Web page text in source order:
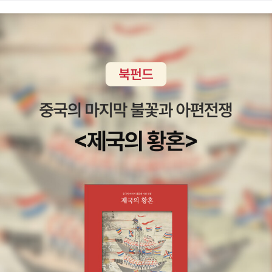
계를 짓밟으면서 어지럽도록 많은 정체성들을 바꿔 버렸다. 제2차 세
계대전 당시 부다페스트에선 쫓기는 10대 유대인 소년이었고, 아마
존에서는 영화감독이었으며, 뉴욕에서는 완전히 미국적인 도시 외곽
의 가장이자 험준한 알프스산맥을 오르는 산악인이면서 암벽등반가
였다. 공산주의 몰락 후 헝가리로 돌아가서는 마자르인 애국자가 되
었고, 태국으로 가서 성별 재지정 수술을 받은 이후에는 동유럽의 트
랜스젠더 여성이 되었다. 이슈트반 프리드먼은 이슈트반 팔루디가 되
었다가 스티브 팔루디가 되었고, 다시 스테파니가 되었다.내가 2000
년대 후반과 2010년대 전반 헝가리에서 아버지와 재회해서 그녀의
삶과 시대를 탐구했던 시간은 헝가리에서 우파가 화려하게 부상하던
시기이기도 했다. 그래서 [다크룸』은 필연적으로 사회에 대한 이야기
가 되었다. 덕분에 이 책의 이야기 역시 시대와 지역의 경계를 뛰어넘
는다. 내가 연대기적으로 따라가고 있는 헝가리의 정치적이고 문화적
인 고통은 그 이후로 모든 선진국의 고통이 되었다. 우파 포퓰리즘이
부상하고, 이민자에 대한 분노와 전제적 독재정치가 자라났으며, 여
김시종의 시집으로 애달픈 우리 현대사를 담고있다. <아픔의 시
인 하인리히 하이네>는 독문학자 오한진의 저서다. 집에 예전에 나온
<근대 독일의 문명작가와 문화작가>를 갖고 있는데 엄청나게 오랜만
에 저서가 나오게 됐다. <한국 문학, 모더니티 그 감각과 분기>는 '대
산문화재단과 한국작가회의가 함께 '한국 문학, 모더니티의 감각과
그 분기'를 대주제로 한 '2014년 탄생 100주년 문학인 기념 문학
제'의 심포지엄 결과물이 민음사에서 한 권의 논문집'으로 출간된 것.
<한 권으로 읽는 셰익스피어>는 탄생 450주년을 기념해 만든 책이
다. 셰익스피어 관련장소도 알아 볼 수 있게 배려했다. <비유는 나의
힘>은 '비유'에 대한 심층적인 이론서다. <죽을 때까지 월 3
00>은 어찌보면 일반 직장인들의 소망이기도 할 터. 나이먹으면 일
하고 싶어도 일할 곳이 없을테니 말이다. '소망'을 '현실'이 되게 할 비
법이 여기 있을 터. <돈은 어떻게 움직이는가?>는 원화와 외화의 연.
결.고.리를 밝히는 책이다. 너와 나의 연결고리! <소비를 그만두다>
는 2014년 일본에서 출간되어 지식인사회에 큰 반향을 일으킨 작품
하다 보면 괜찮아질 것 같은데...그래도 마음이 편하고 기분이 참 좋
다.^^이제 따뜻한 방에서 휴식을 취하자~좋은 꿈 꾸셔요~*^^*